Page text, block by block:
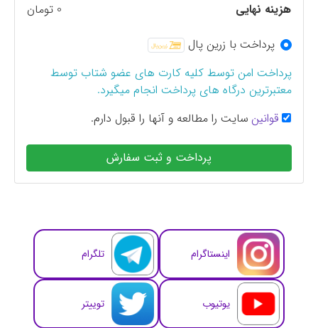
هزینه نهایی
0 تومان
پرداخت با زرین پال
پرداخت امن توسط کلیه کارت های عضو شتاب توسط
معتبرترین درگاه های پرداخت انجام میگیرد.
قوانین سایت را مطالعه و آنها را قبول دارم.
پرداخت و ثبت سفارش
اینستاگرام تلگرام
یوتیوب توییتر